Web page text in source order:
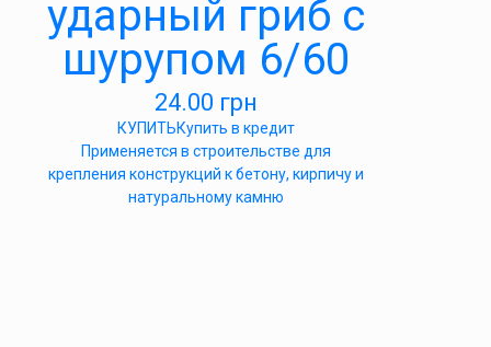
ударный гриб с
шурупом 6/60
24.00 грн
КУПИТЬКупить в кредит
Применяется в строительстве для
крепления конструкций к бетону, кирпичу и
натуральному камню